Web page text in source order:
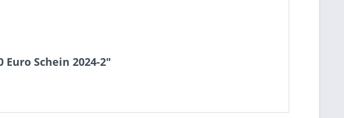
Schein 2024-2"